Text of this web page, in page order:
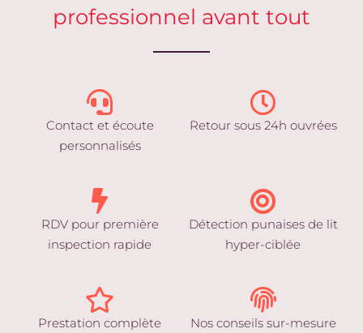
professionnel avant tout
Contact et écoute
personnalisés
Retour sous 24h ouvrées
RDV pour première
inspection rapide
Détection punaises de lit
hyper-ciblée
Prestation complète Nos conseils sur-mesure